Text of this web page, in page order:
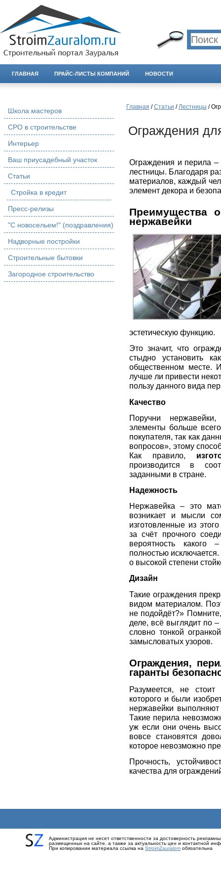
ГЛАВНАЯ ПРАЙС-ЛИСТЫ КОМПАНИЙ НОВОСТИ
Школа мастеров
СРО в строительстве
Интерьер
Ваш приусадебный участок
Статьи
Стройка в кредит
Пресс-релизы
"С новосельем!" (поздравления)
Надворные постройки
Строительные бытовки
Загородное строительство
Главная /Статьи /Лестницы /
Ограждения
Ограждения и перила –
лестницы. Благодаря
материалов, каждый
элемент декора и
Преимущества
нержавейки
эстетическую функцию.
Это значит, что
стыдно установить
общественном месте.
лучше ли привести
пользу данного вида
Качество
Поручни
элементы больше
покупателя, так как
вопросов», этому
Как правило,
производится в
заданными в стране.
Надежность
Нержавейка – это
возникает и мысли
изготовленные из
за счёт прочного
вероятность
полностью
о высокой степени
Дизайн
Такие ограждения
видом материалом.
не подойдёт?»
деле, всё выглядит по
словно тонкой
замысловатых узоров.
Ограждения,
гаранты
Разумеется, не
которого и были
нержавейки
Такие перила
уж если они очень
вовсе становятся
которое невозможно
Прочность,
качества для
Администрация не несет ответственности за достоверность
размещенных на сайте, а также за актуальность цен и контактной
При копировании материала ссылка на StroimZauralom обязательна